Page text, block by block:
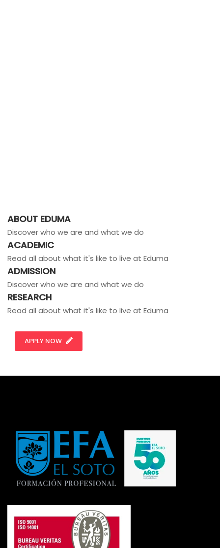
ABOUT EDUMA
Discover who we are and what we do
ACADEMIC
Read all about what it's like to live at Eduma
ADMISSION
Discover who we are and what we do
RESEARCH
Read all about what it's like to live at Eduma
APPLY NOW